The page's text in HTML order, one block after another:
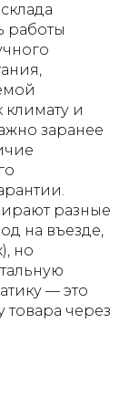
работы
климату и
заранее
разные
на въезде,
но
— это
товара через